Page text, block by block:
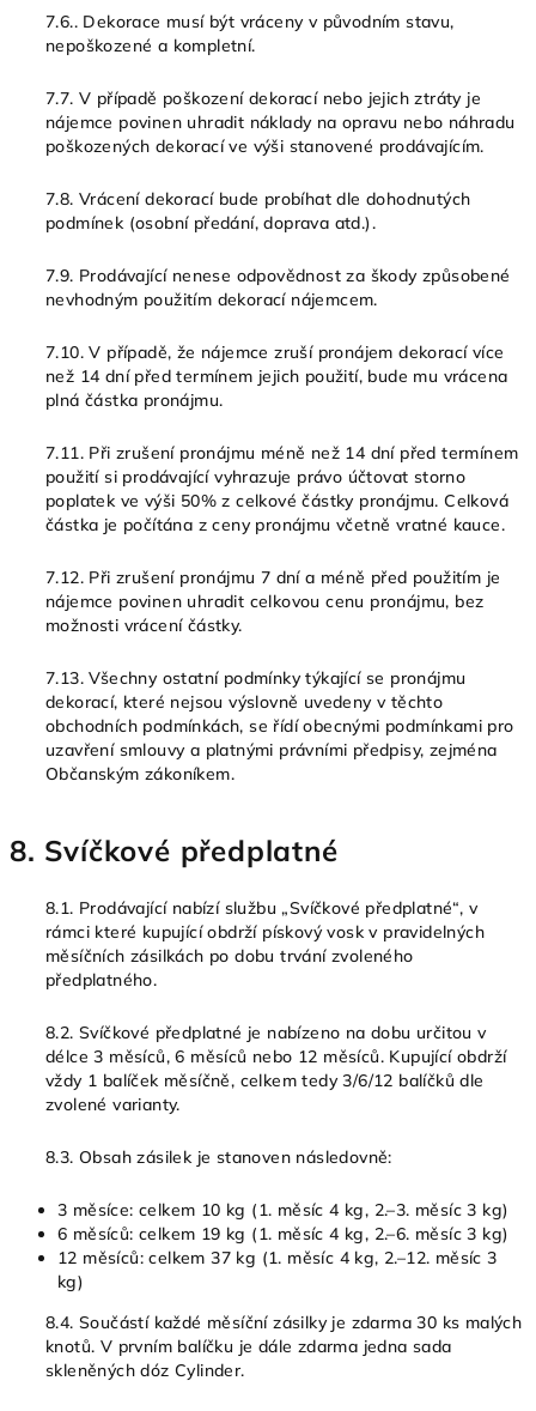
7.6.. Dekorace musí být vráceny v původním stavu,
nepoškozené a kompletní.
7.7. V případě poškození dekorací nebo jejich ztráty je
nájemce povinen uhradit náklady na opravu nebo náhradu
poškozených dekorací ve výši stanovené prodávajícím.
7.8. Vrácení dekorací bude probíhat dle dohodnutých
podmínek (osobní předání, doprava atd.).
7.9. Prodávající nenese odpovědnost za škody způsobené
nevhodným použitím dekorací nájemcem.
7.10. V případě, že nájemce zruší pronájem dekorací více
než 14 dní před termínem jejich použití, bude mu vrácena
plná částka pronájmu.
7.11. Při zrušení pronájmu méně než 14 dní před termínem
použití si prodávající vyhrazuje právo účtovat storno
poplatek ve výši 50% z celkové částky pronájmu. Celková
částka je počítána z ceny pronájmu včetně vratné kauce.
7.12. Při zrušení pronájmu 7 dní a méně před použitím je
nájemce povinen uhradit celkovou cenu pronájmu, bez
možnosti vrácení částky.
7.13. Všechny ostatní podmínky týkající se pronájmu
dekorací, které nejsou výslovně uvedeny v těchto
obchodních podmínkách, se řídí obecnými podmínkami pro
uzavření smlouvy a platnými právními předpisy, zejména
Občanským zákoníkem.
8. Svíčkové předplatné
8.1. Prodávající nabízí službu „Svíčkové předplatné“, v
rámci které kupující obdrží pískový vosk v pravidelných
měsíčních zásilkách po dobu trvání zvoleného
předplatného.
8.2. Svíčkové předplatné je nabízeno na dobu určitou v
délce 3 měsíců, 6 měsíců nebo 12 měsíců. Kupující obdrží
vždy 1 balíček měsíčně, celkem tedy 3/6/12 balíčků dle
zvolené varianty.
8.3. Obsah zásilek je stanoven následovně:
3 měsíce: celkem 10 kg (1. měsíc 4 kg, 2.–3. měsíc 3 kg)
6 měsíců: celkem 19 kg (1. měsíc 4 kg, 2.–6. měsíc 3 kg)
12 měsíců: celkem 37 kg (1. měsíc 4 kg, 2.–12. měsíc 3
kg)
8.4. Součástí každé měsíční zásilky je zdarma 30 ks malých
knotů. V prvním balíčku je dále zdarma jedna sada
skleněných dóz Cylinder.